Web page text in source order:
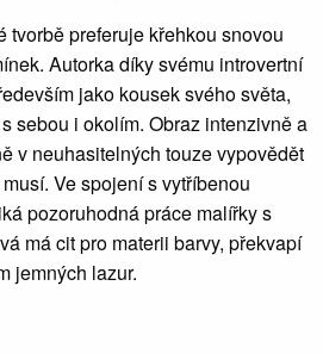
tvorbě preferuje křehkou snovou
Autorka díky svému introvertní
jako kousek svého světa,
sebou i okolím. Obraz intenzivně a
v neuhasitelných touze vypovědět
Ve spojení s vytříbenou
pozoruhodná práce malířky s
má cit pro materii barvy, překvapí
jemných lazur.